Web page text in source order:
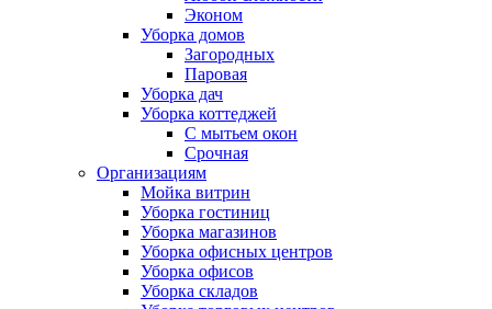
Эконом
Уборка домов
Загородных
Паровая
Уборка дач
Уборка коттеджей
С мытьем окон
Срочная
Организациям
Мойка витрин
Уборка гостиниц
Уборка магазинов
Уборка офисных центров
Уборка офисов
Уборка складов